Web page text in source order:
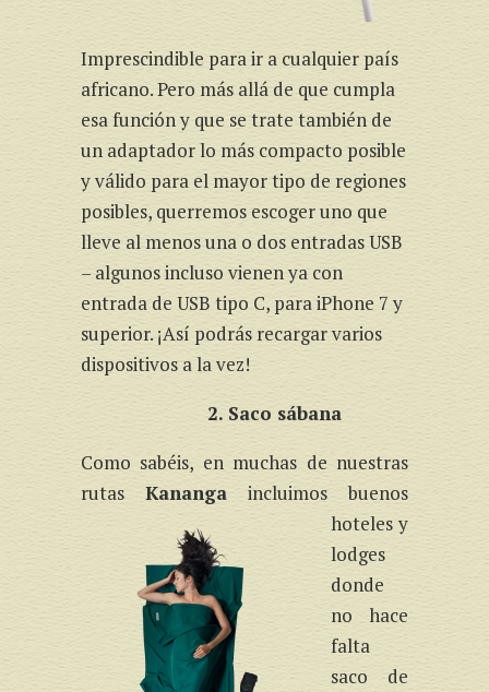
Imprescindible para ir a cualquier país
africano. Pero más allá de que cumpla
esa función y que se trate también de
un adaptador lo más compacto posible
y válido para el mayor tipo de regiones
posibles, querremos escoger uno que
lleve al menos una o dos entradas USB
– algunos incluso vienen ya con
entrada de USB tipo C, para iPhone 7 y
superior. ¡Así podrás recargar varios
dispositivos a la vez!
2. Saco sábana
Como sabéis, en muchas de nuestras
rutas Kananga incluimos buenos
hoteles y
lodges
donde
no hace
falta
saco de